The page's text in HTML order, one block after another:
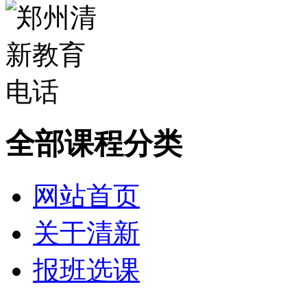
全部课程分类
网站首页
关于清新
报班选课